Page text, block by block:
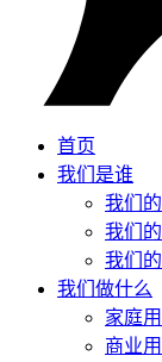
首页
我们是谁
我们
我们
我们
我们做什么
家庭
商业